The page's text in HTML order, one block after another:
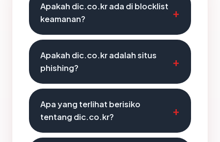
Apakah dic.co.kr ada di blocklist
keamanan?
Apakah dic.co.kr adalah situs
phishing?
Apa yang terlihat berisiko
tentang dic.co.kr?